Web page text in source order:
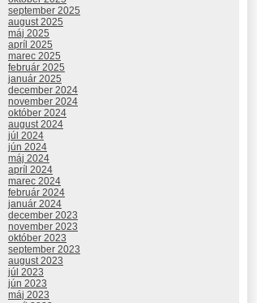
september 2025
august 2025
máj 2025
apríl 2025
marec 2025
február 2025
január 2025
december 2024
november 2024
október 2024
august 2024
júl 2024
jún 2024
máj 2024
apríl 2024
marec 2024
február 2024
január 2024
december 2023
november 2023
október 2023
september 2023
august 2023
júl 2023
jún 2023
máj 2023